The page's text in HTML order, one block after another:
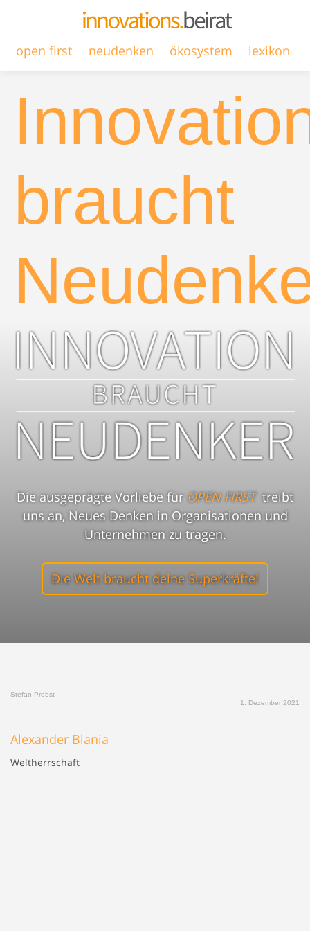
open first neudenken ökosystem lexikon
braucht
Die ausgeprägte Vorliebe für OPEN FIRSTtreibt
uns an, Neues Denken in Organisationen und
Unternehmen zu tragen.
Die Welt braucht deine Superkräfte!
Stefan Probst
1. Dezember 2021
Alexander Blania
Weltherrschaft